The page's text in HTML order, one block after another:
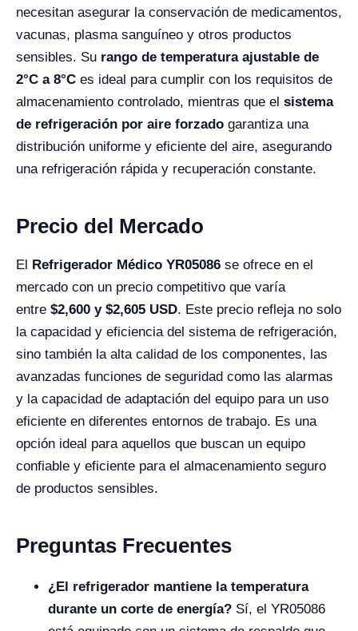
necesitan asegurar la conservación de medicamentos,
vacunas, plasma sanguíneo y otros productos
sensibles. Su rango de temperatura ajustable de
2°C a 8°C es ideal para cumplir con los requisitos de
almacenamiento controlado, mientras que el sistema
de refrigeración por aire forzado garantiza una
distribución uniforme y eficiente del aire, asegurando
una refrigeración rápida y recuperación constante.
Precio del Mercado
El Refrigerador Médico YR05086 se ofrece en el
mercado con un precio competitivo que varía
entre $2,600 y $2,605 USD. Este precio refleja no solo
la capacidad y eficiencia del sistema de refrigeración,
sino también la alta calidad de los componentes, las
avanzadas funciones de seguridad como las alarmas
y la capacidad de adaptación del equipo para un uso
eficiente en diferentes entornos de trabajo. Es una
opción ideal para aquellos que buscan un equipo
confiable y eficiente para el almacenamiento seguro
de productos sensibles.
Preguntas Frecuentes
¿El refrigerador mantiene la temperatura
durante un corte de energía? Sí, el YR05086